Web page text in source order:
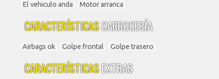
El vehiculo anda Motor arranca
CARACTERÍSTICASCARROCERÍA
Airbags ok Golpe frontal Golpe trasero
CARACTERÍSTICASEXTRAS